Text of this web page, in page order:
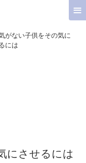
≡
がない子供をその気に
には
にさせるには